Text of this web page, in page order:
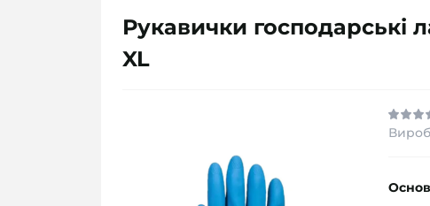
Рукавички господарські
XL